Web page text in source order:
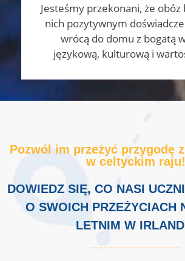
Jesteśmy przekonani, że obóz
nich pozytywnym
wrócą do domu z bogatą
językową, kulturową i
Pozwól im przeżyć przygodę
w celtyckim raju!
DOWIEDZ SIĘ, CO NASI
O SWOICH PRZEŻYCIACH
LETNIM W